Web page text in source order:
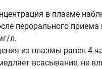
в плазме
перорального приема
л.
из плазмы равен 4
всасывание, не